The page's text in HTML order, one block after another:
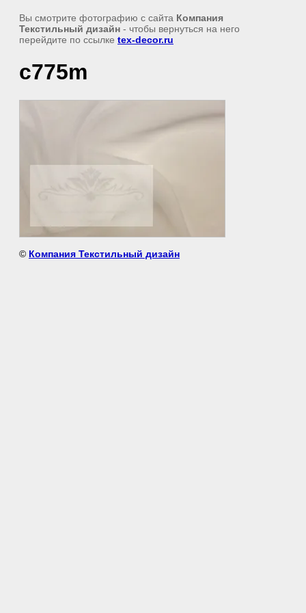
Вы смотрите фотографию с сайта Компания
Текстильный дизайн - чтобы вернуться на него
перейдите по ссылке tex-decor.ru
c775m
© Компания Текстильный дизайн